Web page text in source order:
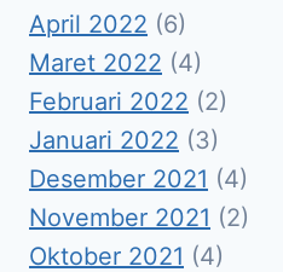
April 2022 (6)
Maret 2022 (4)
Februari 2022 (2)
Januari 2022 (3)
Desember 2021 (4)
November 2021 (2)
Oktober 2021 (4)